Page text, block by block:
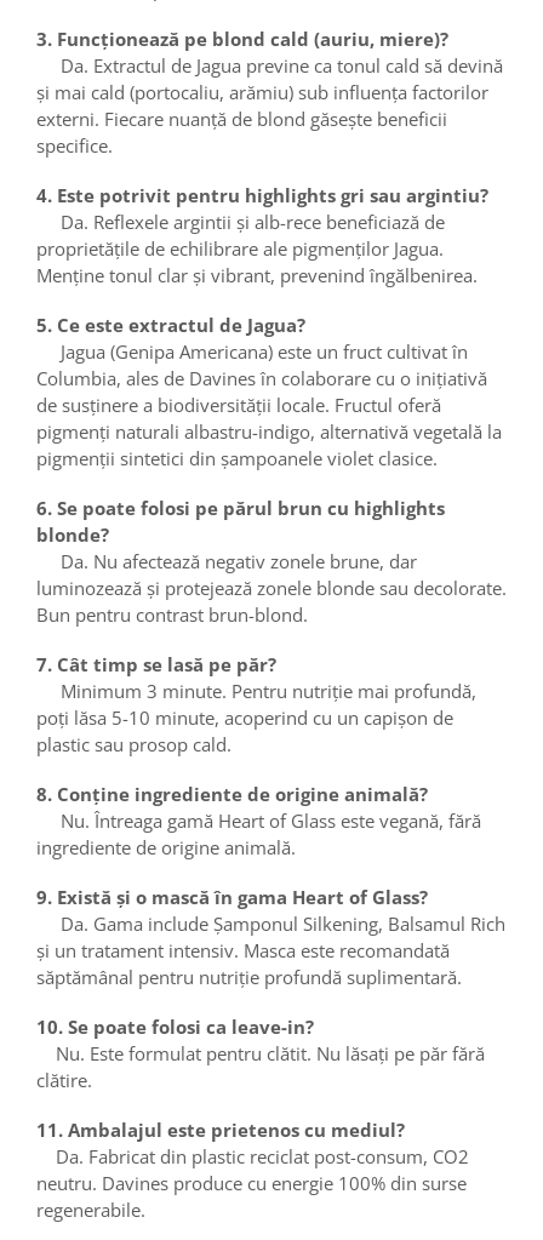
3. Funcționează pe blond cald (auriu, miere)?
Da. Extractul de Jagua previne ca tonul cald să devină
și mai cald (portocaliu, arămiu) sub influența factorilor
externi. Fiecare nuanță de blond găsește beneficii
specifice.
4. Este potrivit pentru highlights gri sau argintiu?
Da. Reflexele argintii și alb-rece beneficiază de
proprietățile de echilibrare ale pigmenților Jagua.
Menține tonul clar și vibrant, prevenind îngălbenirea.
5. Ce este extractul de Jagua?
Jagua (Genipa Americana) este un fruct cultivat în
Columbia, ales de Davines în colaborare cu o inițiativă
de susținere a biodiversității locale. Fructul oferă
pigmenți naturali albastru-indigo, alternativă vegetală la
pigmenții sintetici din șampoanele violet clasice.
6. Se poate folosi pe părul brun cu highlights
blonde?
Da. Nu afectează negativ zonele brune, dar
luminozează și protejează zonele blonde sau decolorate.
Bun pentru contrast brun-blond.
7. Cât timp se lasă pe păr?
Minimum 3 minute. Pentru nutriție mai profundă,
poți lăsa 5-10 minute, acoperind cu un capișon de
plastic sau prosop cald.
8. Conține ingrediente de origine animală?
Nu. Întreaga gamă Heart of Glass este vegană, fără
ingrediente de origine animală.
9. Există și o mască în gama Heart of Glass?
Da. Gama include Șamponul Silkening, Balsamul Rich
și un tratament intensiv. Masca este recomandată
săptămânal pentru nutriție profundă suplimentară.
10. Se poate folosi ca leave-in?
Nu. Este formulat pentru clătit. Nu lăsați pe păr fără
clătire.
11. Ambalajul este prietenos cu mediul?
Da. Fabricat din plastic reciclat post-consum, CO2
neutru. Davines produce cu energie 100% din surse
regenerabile.